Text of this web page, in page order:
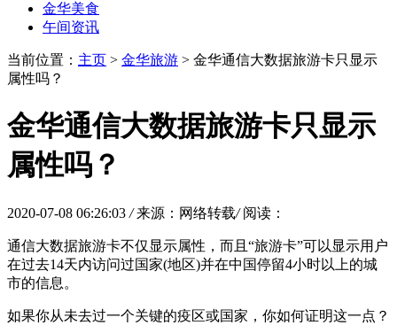
金华美食
午间资讯
当前位置： 主页 > 金华旅游 > 金华通信大数据旅游卡只显示
属性吗？
金华通信大数据旅游卡只显示
属性吗？
2020-07-08 06:26:03 / 来源：网络转载/ 阅读：
通信大数据旅游卡不仅显示属性，而且“旅游卡”可以显示用户
在过去14天内访问过国家(地区)并在中国停留4小时以上的城
市的信息。
如果你从未去过一个关键的疫区或国家，你如何证明这一点？